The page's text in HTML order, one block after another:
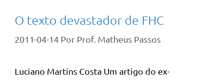
O texto devastador de FHC
2011-04-14 Por Prof. Matheus Passos
Luciano Martins Costa Um artigo do ex-